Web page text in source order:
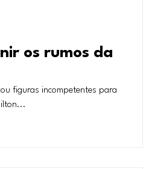
os rumos da
figuras incompetentes para